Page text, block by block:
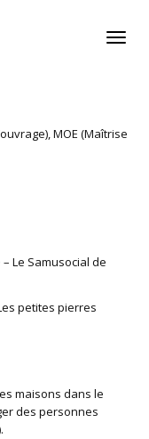
MOE (Maîtrise
Le Samusocial de
petites pierres
maisons dans le
des personnes